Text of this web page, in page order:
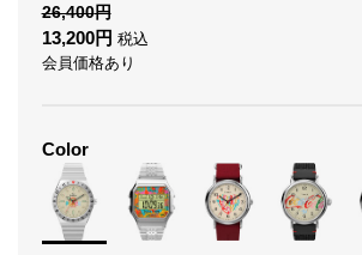
26,400
13,200
税込
会員価格あり
Color